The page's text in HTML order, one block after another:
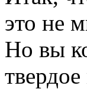
это не
Но вы